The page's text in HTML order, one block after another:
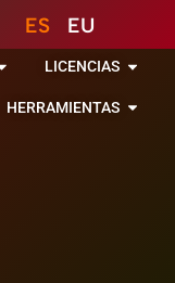
ES EU
LICENCIAS
HERRAMIENTAS